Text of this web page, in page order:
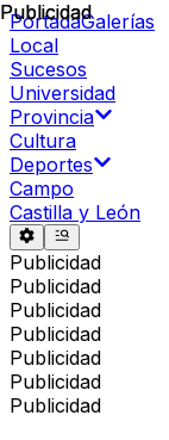
PortadaGalerías
Local
Sucesos
Universidad
Provincia
Cultura
Deportes
Campo
Castilla y León
Publicidad
Publicidad
Publicidad
Publicidad
Publicidad
Publicidad
Publicidad
Publicidad
Publicidad